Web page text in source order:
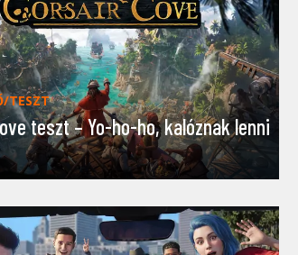
TESZT
teszt – Yo-ho-ho, kalóznak lenni